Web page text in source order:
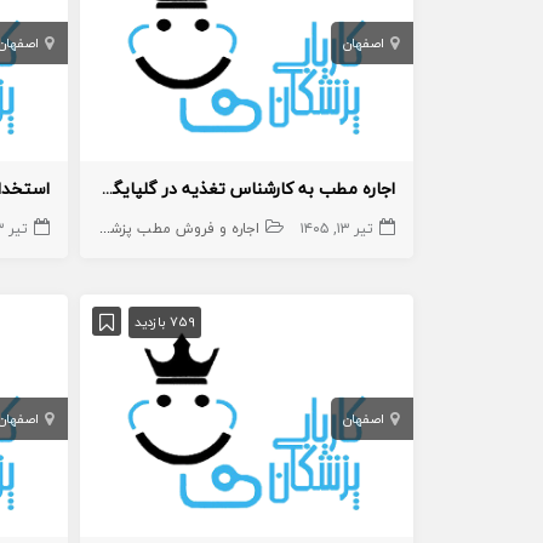
اصفهان
اجاره مطب به کارشناس تغذیه در گلپایگان
تیر ۱۳, ۱۴۰۵ اجاره و فروش مطب پزشک تیر ۱۳, ۱۴۰۵
759 بازدید
اصفهان